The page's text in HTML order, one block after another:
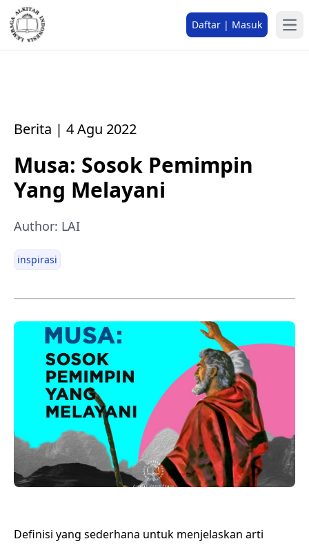
Daftar | Masuk
Berita | 4 Agu 2022
Musa: Sosok Pemimpin
Yang Melayani
Author: LAI
inspirasi
Definisi yang sederhana untuk menjelaskan arti